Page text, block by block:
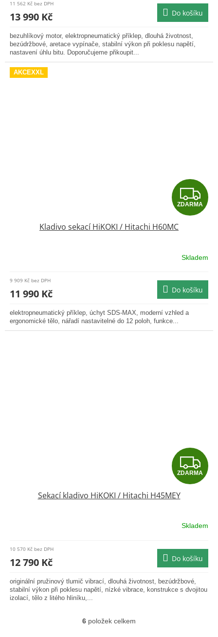
A
5,0
5
hvězdiček.
11 562 Kč bez DPH
13 990 Kč Do košíku
bezuhlíkový motor, elektropneumatický příklep, dlouhá životnost,
bezúdržbové, aretace vypínače, stabilní výkon při poklesu napětí,
nastavení úhlu bitu. Doporučujeme přikoupit...
AKCEXXL
Z
D
R
M
A
ZDARMA
Kladivo sekací HiKOKI / Hitachi H60MC
Skladem
9 909 Kč bez DPH
11 990 Kč Do košíku
elektropneumatický příklep, úchyt SDS-MAX, moderní vzhled a
ergonomické tělo, nářadí nastavitelné do 12 poloh, funkce...
Z
D
R
M
A
ZDARMA
Sekací kladivo HiKOKI / Hitachi H45MEY
Skladem
10 570 Kč bez DPH
12 790 Kč Do košíku
originální pružinový tlumič vibrací, dlouhá životnost, bezúdržbové,
stabilní výkon při poklesu napětí, nízké vibrace, konstrukce s dvojitou
izolací, tělo z litého hliníku,...
O
6 položek celkem